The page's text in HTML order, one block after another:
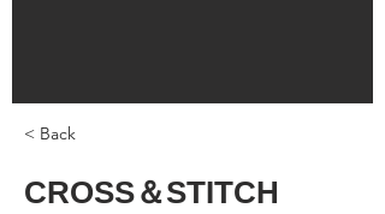
< Back
CROSS＆STITCH